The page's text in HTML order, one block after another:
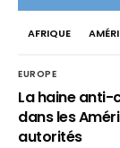
AFRIQUE
EUROPE
La haine anti-
dans les
autorités